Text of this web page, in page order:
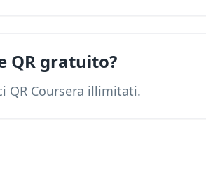
QR gratuito?
QR Coursera illimitati.